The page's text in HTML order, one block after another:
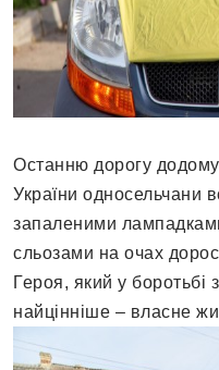
Останню дорогу додому
України односельчани
запаленими
сльозами на очах
Героя, який у боротьбі
найцінніше – власне